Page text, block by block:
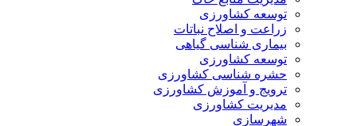
توسعه کشاورزی
زراعت و اصلاح نباتات
بیماری شناسی گیاهی
توسعه کشاورزی
حشره شناسی کشاورزی
ترویج و آموزش کشاورزی
مدیریت کشاورزی
شهرسازی